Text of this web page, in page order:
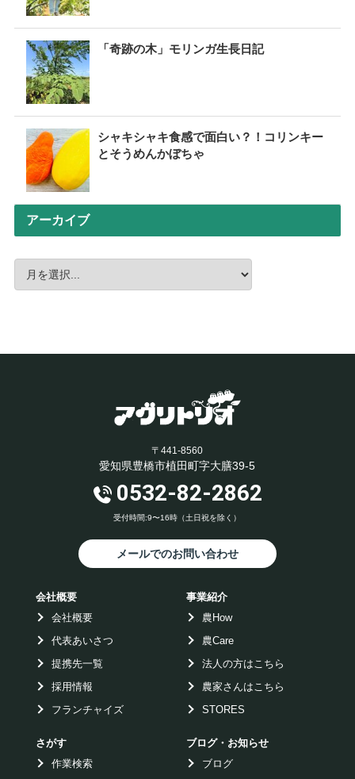
「奇跡の木」モリンガ生長日記
シャキシャキ食感で面白い？！コリンキー
とそうめんかぼちゃ
アーカイブ
〒441-8560
愛知県豊橋市植田町字大膳39-5
0532-82-2862
受付時間:9〜16時（土日祝を除く）
メールでのお問い合わせ
会社概要
会社概要
代表あいさつ
提携先一覧
採用情報
フランチャイズ
事業紹介
農How
農Care
法人の方はこちら
農家さんはこちら
STORES
さがす
作業検索
ブログ・お知らせ
ブログ